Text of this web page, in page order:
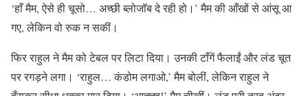
‘हाँ मैम, ऐसे ही चूसो… अच्छी ब्लोजॉब दे रही हो।’ मैम की आँखों से आंसू आ
गए, लेकिन वो रुक न सकीं।
फिर राहुल ने मैम को टेबल पर लिटा दिया। उनकी टाँगें फैलाईं और लंड चूत
पर रगड़ने लगा। ‘राहुल… कंडोम लगाओ,’ मैम बोलीं, लेकिन राहुल ने